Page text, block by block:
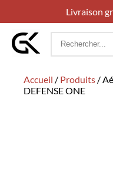
Livraison
Rechercher
Accueil / Produits /
DEFENSE ONE